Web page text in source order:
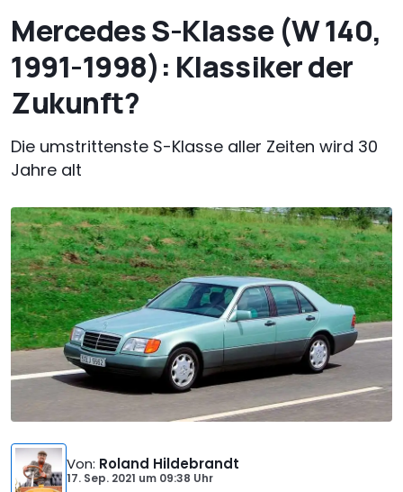
Mercedes S-Klasse (W 140,
1991-1998): Klassiker der
Zukunft?
Die umstrittenste S-Klasse aller Zeiten wird 30
Jahre alt
Von: Roland Hildebrandt
17. Sep. 2021 um 09:38 Uhr